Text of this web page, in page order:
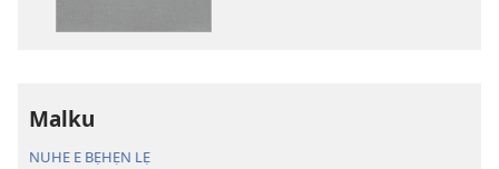
Malku
NUHE E BẸHẸN LẸ